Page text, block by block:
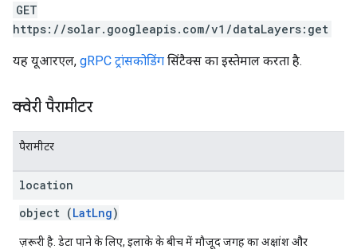
GET
https://solar.googleapis.com/v1/dataLayers:get
यह यूआरएल, gRPC ट्रांसकोडिंग सिंटैक्स का इस्तेमाल करता है.
क्वेरी पैरामीटर
पैरामीटर
location
object (LatLng)
ज़रूरी है. डेटा पाने के लिए, इलाके के बीच में मौजूद जगह का अक्षांश और